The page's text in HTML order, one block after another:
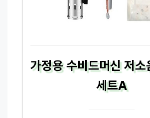
가정용 수비드머신 저소
세트A